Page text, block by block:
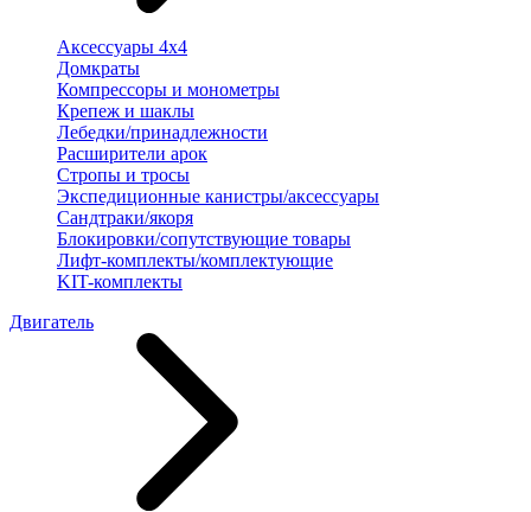
Аксессуары 4х4
Домкраты
Компрессоры и монометры
Крепеж и шаклы
Лебедки/принадлежности
Расширители арок
Стропы и тросы
Экспедиционные канистры/аксессуары
Сандтраки/якоря
Блокировки/сопутствующие товары
Лифт-комплекты/комплектующие
KIT-комплекты
Двигатель